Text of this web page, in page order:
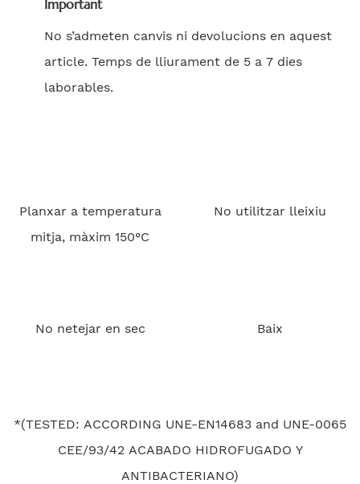
Important
No s’admeten canvis ni devolucions en aquest
article. Temps de lliurament de 5 a 7 dies
laborables.
Planxar a temperatura
mitja, màxim 150°C
No utilitzar lleixiu
No netejar en sec Baix
*(TESTED: ACCORDING UNE-EN14683 and UNE-0065
CEE/93/42 ACABADO HIDROFUGADO Y
ANTIBACTERIANO)